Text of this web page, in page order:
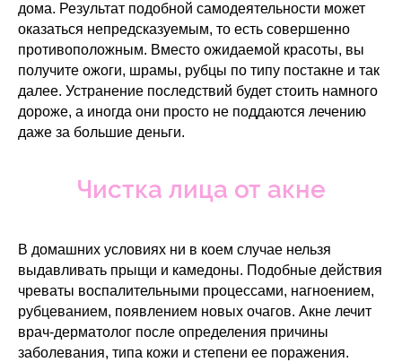
дома. Результат подобной самодеятельности может
оказаться непредсказуемым, то есть совершенно
противоположным. Вместо ожидаемой красоты, вы
получите ожоги, шрамы, рубцы по типу постакне и так
далее. Устранение последствий будет стоить намного
дороже, а иногда они просто не поддаются лечению
даже за большие деньги.
Чистка лица от акне
В домашних условиях ни в коем случае нельзя
выдавливать прыщи и камедоны. Подобные действия
чреваты воспалительными процессами, нагноением,
рубцеванием, появлением новых очагов. Акне лечит
врач-дерматолог после определения причины
заболевания, типа кожи и степени ее поражения.